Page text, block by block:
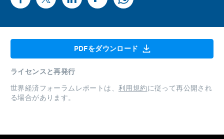
PDFをダウンロード
ライセンスと再発行
世界経済フォーラムレポートは、 利用規約に従って再公開され
る場合があります。